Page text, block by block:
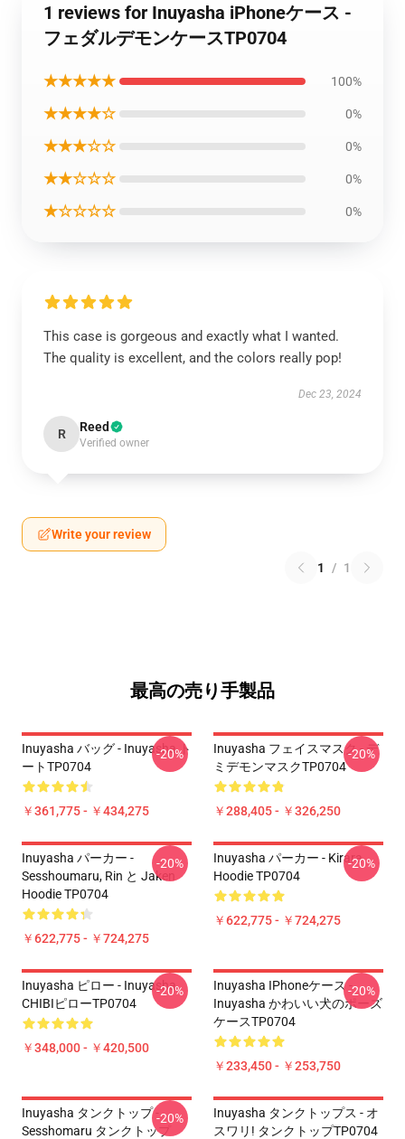
1 reviews for Inuyasha iPhoneケース -
フェダルデモンケースTP0704
★★★★★ 100%
★★★★☆ 0%
★★★☆☆ 0%
★★☆☆☆ 0%
★☆☆☆☆ 0%
This case is gorgeous and exactly what I wanted.
The quality is excellent, and the colors really pop!
Dec 23, 2024
R Reed
Verified owner
Write your review
1 / 1
最高の売り手製品
Inuyasha バッグ - Inuyasha ト
ートTP0704
￥361,775 - ￥434,275
-20%
Inuyasha フェイスマスク - デ
ミデモンマスクTP0704
￥288,405 - ￥326,250
-20%
Inuyasha パーカー -
Sesshoumaru, Rin と Jaken
Hoodie TP0704
￥622,775 - ￥724,275
-20%
Inuyasha パーカー - Kirara
Hoodie TP0704
￥622,775 - ￥724,275
-20%
Inuyasha ピロー - Inuyasha
CHIBIピローTP0704
￥348,000 - ￥420,500
-20%
Inuyasha IPhoneケース -
Inuyasha かわいい犬のポーズ
ケースTP0704
￥233,450 - ￥253,750
-20%
Inuyasha タンクトップ -
Sesshomaru タンクトップ
-20%
Inuyasha タンクトップス - オ
スワリ! タンクトップTP0704